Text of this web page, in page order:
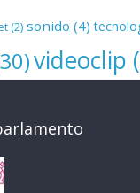
(2) sonido (4)
videoclip